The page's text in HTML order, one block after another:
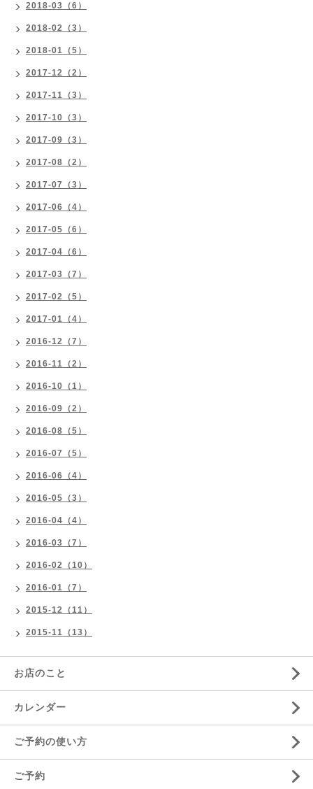
2018-03（6）
2018-02（3）
2018-01（5）
2017-12（2）
2017-11（3）
2017-10（3）
2017-09（3）
2017-08（2）
2017-07（3）
2017-06（4）
2017-05（6）
2017-04（6）
2017-03（7）
2017-02（5）
2017-01（4）
2016-12（7）
2016-11（2）
2016-10（1）
2016-09（2）
2016-08（5）
2016-07（5）
2016-06（4）
2016-05（3）
2016-04（4）
2016-03（7）
2016-02（10）
2016-01（7）
2015-12（11）
2015-11（13）
お店のこと
カレンダー
ご予約の使い方
ご予約